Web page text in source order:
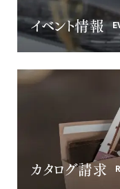
イベント情報
カタログ請求